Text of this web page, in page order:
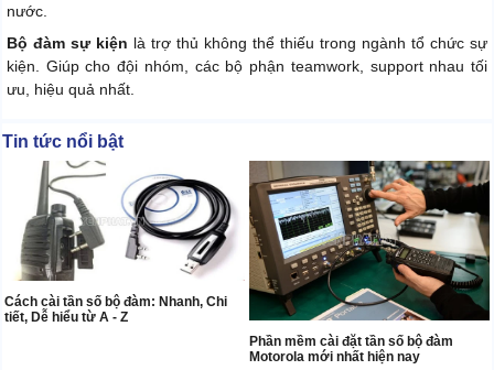
nước.
Bộ đàm sự kiện là trợ thủ không thể thiếu trong ngành tổ chức sự
kiện. Giúp cho đội nhóm, các bộ phận teamwork, support nhau tối
ưu, hiệu quả nhất.
Tin tức nổi bật
Cách cài tần số bộ đàm: Nhanh, Chi
tiết, Dễ hiểu từ A - Z
Phần mềm cài đặt tần số bộ đàm
Motorola mới nhất hiện nay